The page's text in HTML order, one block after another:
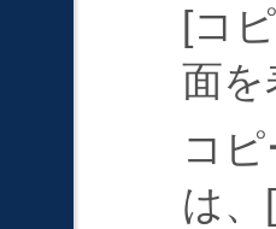
コ
面を
コ
は、